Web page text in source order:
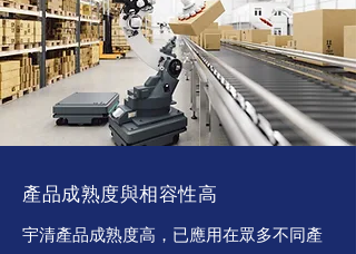
產品成熟度與相容性高
宇清產品成熟度高，已應用在眾多不同產